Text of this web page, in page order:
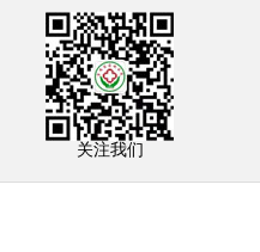
关注我们